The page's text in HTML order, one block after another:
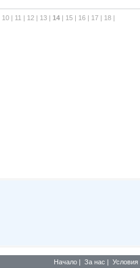
10 | 11 | 12 | 13 | 14 | 15 | 16 | 17 | 18 |
Начало | За нас | Условия